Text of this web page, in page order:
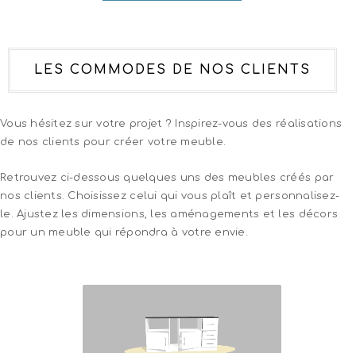
LES COMMODES DE NOS CLIENTS
Vous hésitez sur votre projet ? Inspirez-vous des réalisations
de nos clients pour créer votre meuble.
Retrouvez ci-dessous quelques uns des meubles créés par
nos clients. Choisissez celui qui vous plaît et personnalisez-
le. Ajustez les dimensions, les aménagements et les décors
pour un meuble qui répondra à votre envie.